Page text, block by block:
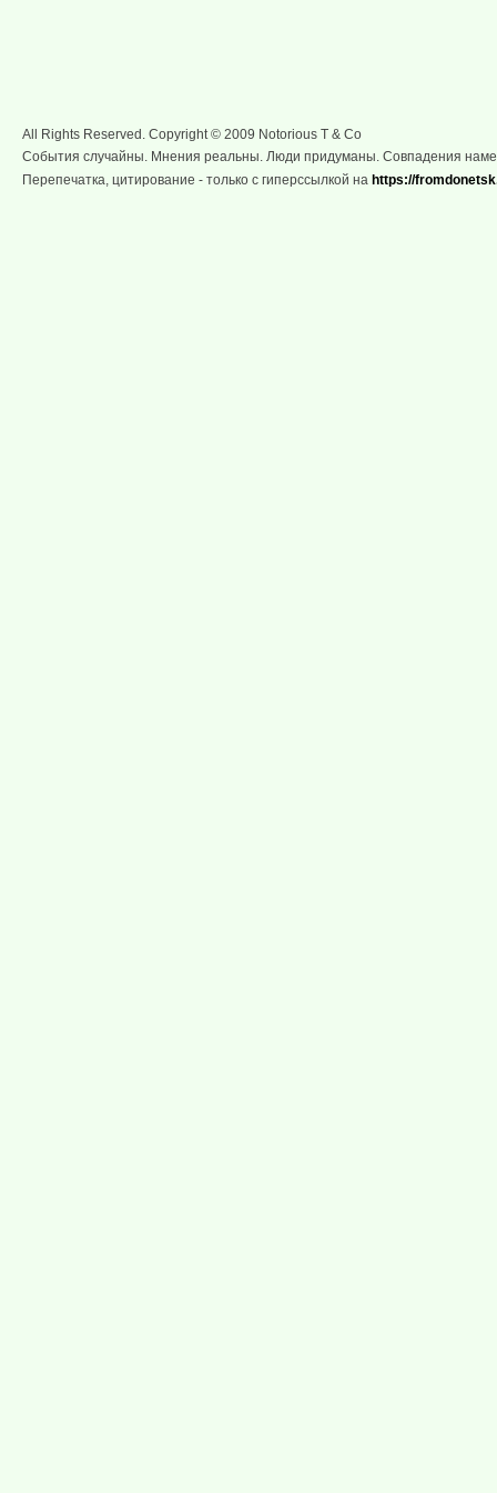
All Rights Reserved. Copyright © 2009 Notorious T & Co
События случайны. Мнения реальны. Люди придуманы. Совпадения
Перепечатка, цитирование - только с гиперссылкой на https://